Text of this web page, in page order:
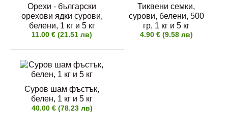
Орехи - български орехови ядки сурови, белени,
1 кг и 5 кг
11.00 € (21.51 лв)
Сурови белени орехи, екстра качество -
качествени български орехови яд..
Орехи - български
орехови ядки сурови,
белени, 1 кг и 5 кг
11.00 € (21.51 лв)
Тиквени семки,
сурови, белени, 500
гр, 1 кг и 5 кг
4.90 € (9.58 лв)
Суров шам фъстък,
белен, 1 кг и 5 кг
40.00 € (78.23 лв)